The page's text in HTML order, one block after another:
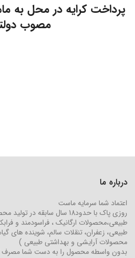
پرداخت کرایه در محل به
مصوب
درباره ما
اعتماد شما سرمایه ماست
روزی پاک با حدود18 سال سابقه در
طبیعی،محصولات ارگانیک ، فراسودمند و
طبیعی، زعفران، تنقلات سالم، شوینده های
محصولات آرایشی و بهداشتی طبیعی )
بدون واسطه محصول را به دست شما مصرف